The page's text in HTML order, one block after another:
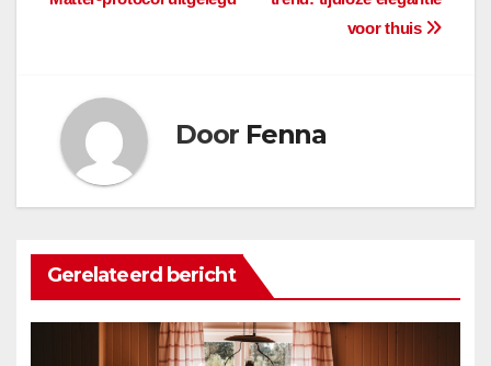
navigatie
voor thuis
Door Fenna
Gerelateerd bericht